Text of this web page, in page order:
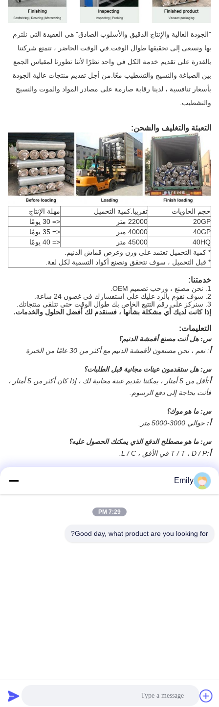
"الجودة العالية والإنتاج الدقيق والأسلوب الصادق" هي العقيدة التي نلتزم
بها ونسعى إلى تحقيقها طوال الوقت.في الوقت الحاضر ، تتمتع شركتنا
بالقدرة على تقديم خدمة الكل في واحد نظرًا لأننا تطورنا لمقياس الجمع
بين الصباغة والنسيج والتشطيب معًا.من أجل تقديم منتجات عالية الجودة
بأسعار تنافسية ، لدينا رقابة صارمة على مصادر المواد والموت والنسيج
والتشطيب.
التعبئة والتغليف والشحن:
حجم الحاويات تقريبا.كمية التحميل
مهلة الإنتاج
20GP
22000 متر
<= 30 يومًا
40GP
40000 متر
<= 35 يومًا
40HQ
45000 متر
<= 40 يومًا
* كمية التحميل تعتمد على وزن وعرض قماش الدنيم.
* قبل التحميل ، سوف نتحقق ونصنع أكواد التسمية لكل لفة.
خدمتنا:
1. نحن مصنع ، ورحب تصميم OEM.
2. سوف نقوم بالرد عليك على استفسارك في غضون 24 ساعة.
3. سنركز على رقم التتبع الخاص بك طوال الوقت حتى تتلقى منتجاتك.
إذا كانت لديك أي مشكلة بشأنها ، فسنقدم لك أفضل الحلول والخدمات.
التعليمات:
س: هل أنت مصنع أقمشة الدنيم؟
أ: نعم ، نحن مصنعون لأقمشة الدنيم مع أكثر من 30 عامًا من الخبرة
س: هل ستقدمون عينات مجانية قبل الطلبات؟
أ:
أقل من 5 أمتار ، يمكننا تقديم عينة مجانية لك ، إذا كان أكثر من 5 أمتار ،
فأنت بحاجة إلى دفع الرسوم.
س: ما هو موك؟
أ: حوالي 3000-5000 متر.
س: ما هو مصطلح الدفع الذي يمكنك الحصول عليه؟
أ:T / T ، D / P في الأفق ، L / C.
العلامات:
4.2 أوقية مادة قميص دينيم
Emily
7:29 PM
Good day, what product are you looking for?